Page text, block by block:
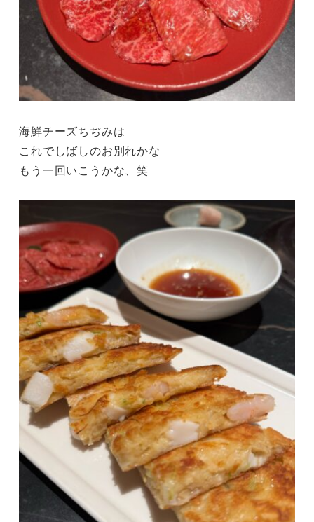
海鮮チーズちぢみは
これでしばしのお別れかな
もう一回いこうかな、笑